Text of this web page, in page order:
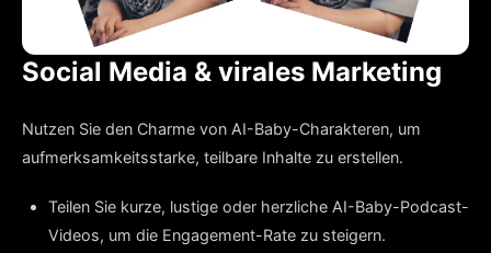
Social Media & virales Marketing
Nutzen Sie den Charme von AI-Baby-Charakteren, um
aufmerksamkeitsstarke, teilbare Inhalte zu erstellen.
Teilen Sie kurze, lustige oder herzliche AI-Baby-Podcast-
Videos, um die Engagement-Rate zu steigern.